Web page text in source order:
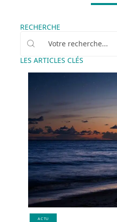
RECHERCHE
LES ARTICLES CLÉS
ACTU